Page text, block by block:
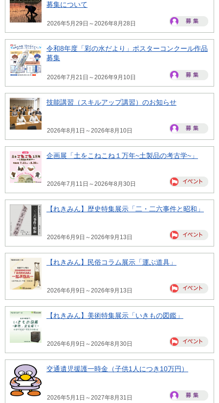
募集について
2026年5月29日～2026年8月28日
令和8年度「彩の水だより」ポスターコンクール作品
募集
2026年7月21日～2026年9月10日
技能講習（スキルアップ講習）のお知らせ
2026年8月1日～2026年8月10日
企画展「土をこねこね１万年~土製品の考古学~」
2026年7月11日～2026年8月30日
【れきみん】歴史特集展示「二・二六事件と昭和」
2026年6月9日～2026年9月13日
【れきみん】民俗コラム展示「運ぶ道具」
2026年6月9日～2026年9月13日
【れきみん】美術特集展示「いきもの図鑑」
2026年6月9日～2026年8月30日
交通遺児援護一時金（子供1人につき10万円）
2026年5月1日～2027年8月31日